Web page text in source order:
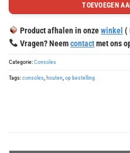
TOEVOEGEN
Product afhalen in onzewinkel (
Vragen? Neemcontactmet ons
Categorie:Consoles
Tags:consoles,houten,op bestelling